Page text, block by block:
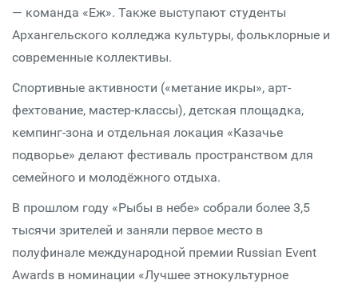
— команда «Еж». Также выступают студенты
Архангельского колледжа культуры, фольклорные и
современные коллективы.
Спортивные активности («метание икры», арт-
фехтование, мастер-классы), детская площадка,
кемпинг-зона и отдельная локация «Казачье
подворье» делают фестиваль пространством для
семейного и молодёжного отдыха.
В прошлом году «Рыбы в небе» собрали более 3,5
тысячи зрителей и заняли первое место в
полуфинале международной премии Russian Event
Awards в номинации «Лучшее этнокультурное